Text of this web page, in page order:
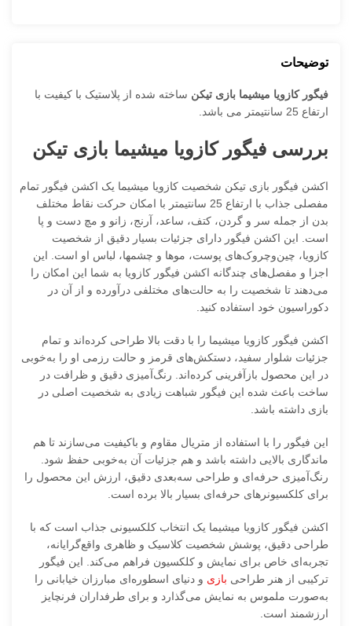
توضیحات
فیگور کازویا میشیما بازی تیکن ساخته شده از پلاستیک با کیفیت با
ارتفاع 25 سانتیمتر می باشد.
بررسی فیگور کازویا میشیما بازی تیکن
اکشن فیگور بازی تیکن شخصیت کازویا میشیما یک اکشن فیگور تمام
مفصلی جذاب با ارتفاع 25 سانتیمتر با امکان حرکت نقاط مختلف
بدن از جمله سر و گردن، کتف، ساعد، آرنج، زانو و مچ دست و پا
است. این اکشن فیگور دارای جزئیات بسیار دقیق از شخصیت
کازویا، چین‌و‌چروک‌های پوست، موها و چشمها، لباس او است. این
اجزا و مفصل‌های چندگانه اکشن فیگور کازویا به شما این امکان را
می‌دهند تا شخصیت را به حالت‌های مختلفی درآورده و از آن در
دکوراسیون خود استفاده کنید.
اکشن فیگور کازویا میشیما را با دقت بالا طراحی کرده‌اند و تمام
جزئیات شلوار سفید، دستکش‌های قرمز و حالت رزمی او را به‌خوبی
در این محصول بازآفرینی کرده‌اند. ‌رنگ‌آمیزی ‌دقیق ‌و ‌ظرافت در
‌ساخت ‌باعث ‌شده ‌این ‌فیگور ‌شباهت ‌زیادی ‌به ‌شخصیت ‌اصلی ‌در
‌بازی ‌داشته ‌باشد‌.
این فیگور را با استفاده از متریال مقاوم و باکیفیت می‌سازند تا هم
ماندگاری بالایی داشته باشد و هم جزئیات آن به‌خوبی حفظ شود.
‌رنگ‌آمیزی ‌حرفه‌ای ‌و ‌طراحی ‌سه‌بعدی ‌دقیق‌، ‌ارزش ‌این ‌محصول ‌را
‌برای ‌کلکسیونرهای ‌حرفه‌ای ‌بسیار ‌بالا ‌برده ‌است‌.
اکشن فیگور کازویا میشیما یک انتخاب کلکسیونی جذاب است که با
طراحی دقیق، پوشش شخصیت کلاسیک و ظاهری واقع‌گرایانه،
تجربه‌ای خاص برای نمایش و کلکسیون فراهم می‌کند. این فیگور
ترکیبی از هنر طراحی بازی و دنیای اسطوره‌ای مبارزان خیابانی را
به‌صورت ملموس به نمایش می‌گذارد و برای طرفداران فرنچایز
ارزشمند است.